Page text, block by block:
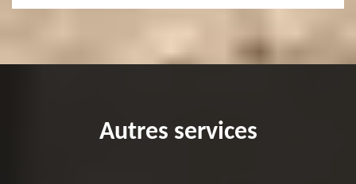
Autres services